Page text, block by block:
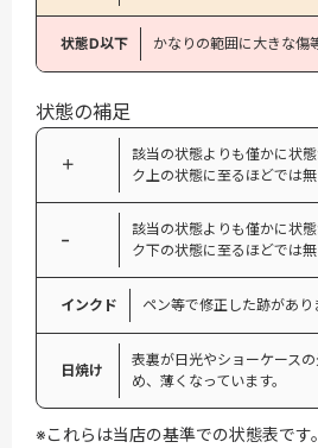
状態D以下 かなりの範囲に大きな傷
状態の補足
＋
該当の状態よりも僅かに状
ク上の状態に至るほどでは無
−
該当の状態よりも僅かに状
ク下の状態に至るほどでは無
インクド ペン等で修正した跡があり
日焼け
表裏が日光やショーケース
め、薄くなっています。
※これらは当店の基準での状態表です